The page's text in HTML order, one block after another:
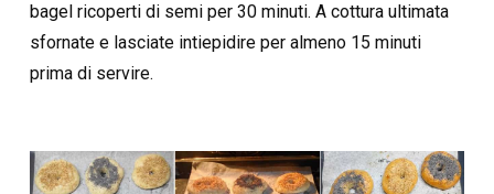
bagel ricoperti di semi per 30 minuti. A cottura ultimata
sfornate e lasciate intiepidire per almeno 15 minuti
prima di servire.